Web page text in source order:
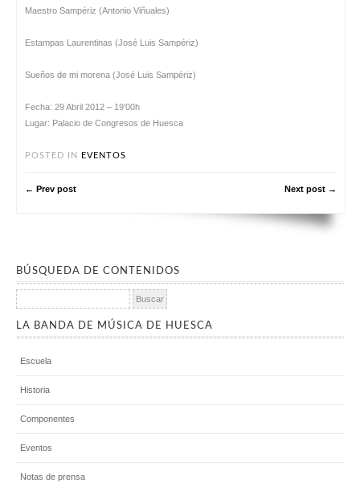
Maestro Sampériz (Antonio Viñuales)
Estampas Laurentinas (José Luis Sampériz)
Sueños de mi morena (José Luis Sampériz)
Fecha: 29 Abril 2012 – 19’00h
Lugar: Palacio de Congresos de Huesca
POSTED IN EVENTOS
← Prev post Next post →
BÚSQUEDA DE CONTENIDOS
Buscar:
LA BANDA DE MÚSICA DE HUESCA
Escuela
Historia
Componentes
Eventos
Notas de prensa